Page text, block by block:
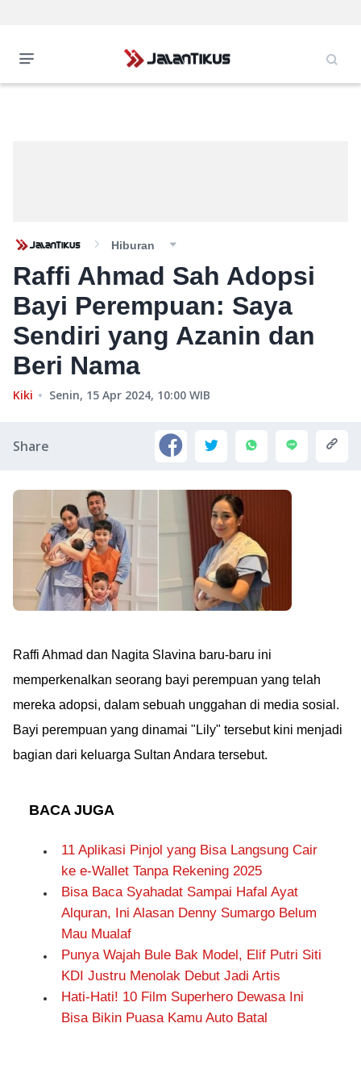
Hiburan
Raffi Ahmad Sah Adopsi
Bayi Perempuan: Saya
Sendiri yang Azanin dan
Beri Nama
Kiki Senin, 15 Apr 2024, 10:00 WIB
Share
Raffi Ahmad dan Nagita Slavina baru-baru ini
memperkenalkan seorang bayi perempuan yang telah
mereka adopsi, dalam sebuah unggahan di media sosial.
Bayi perempuan yang dinamai "Lily" tersebut kini menjadi
bagian dari keluarga Sultan Andara tersebut.
BACA JUGA
11 Aplikasi Pinjol yang Bisa Langsung Cair
ke e-Wallet Tanpa Rekening 2025
Bisa Baca Syahadat Sampai Hafal Ayat
Alquran, Ini Alasan Denny Sumargo Belum
Mau Mualaf
Punya Wajah Bule Bak Model, Elif Putri Siti
KDI Justru Menolak Debut Jadi Artis
Hati-Hati! 10 Film Superhero Dewasa Ini
Bisa Bikin Puasa Kamu Auto Batal